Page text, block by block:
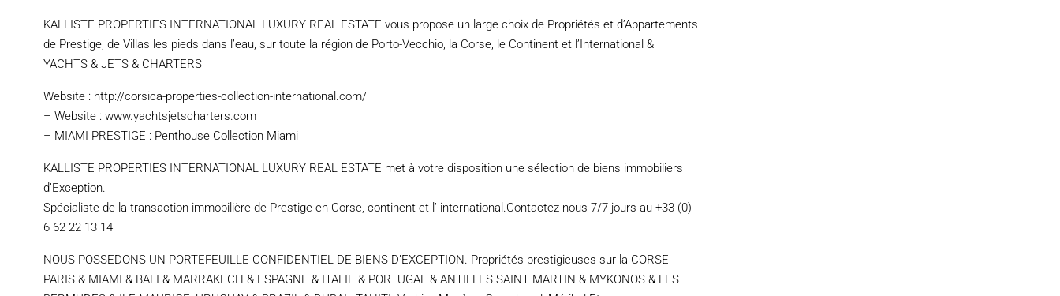
KALLISTE PROPERTIES INTERNATIONAL LUXURY REAL ESTATE vous propose un large choix de Propriétés et d’Appartements
de Prestige, de Villas les pieds dans l’eau, sur toute la région de Porto-Vecchio, la Corse, le Continent et l’International &
YACHTS & JETS & CHARTERS
Website : http://corsica-properties-collection-international.com/
– Website : www.yachtsjetscharters.com
– MIAMI PRESTIGE : Penthouse Collection Miami
KALLISTE PROPERTIES INTERNATIONAL LUXURY REAL ESTATE met à votre disposition une sélection de biens immobiliers
d’Exception.
Spécialiste de la transaction immobilière de Prestige en Corse, continent et l’ international.Contactez nous 7/7 jours au +33 (0)
6 62 22 13 14 –
NOUS POSSEDONS UN PORTEFEUILLE CONFIDENTIEL DE BIENS D’EXCEPTION. Propriétés prestigieuses sur la CORSE
PARIS & MIAMI & BALI & MARRAKECH & ESPAGNE & ITALIE & PORTUGAL & ANTILLES SAINT MARTIN & MYKONOS & LES